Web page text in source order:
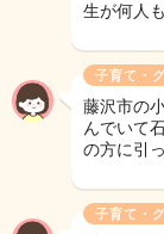
生が何人
子育て・
藤沢市の
んでいて
の方に引
子育て・